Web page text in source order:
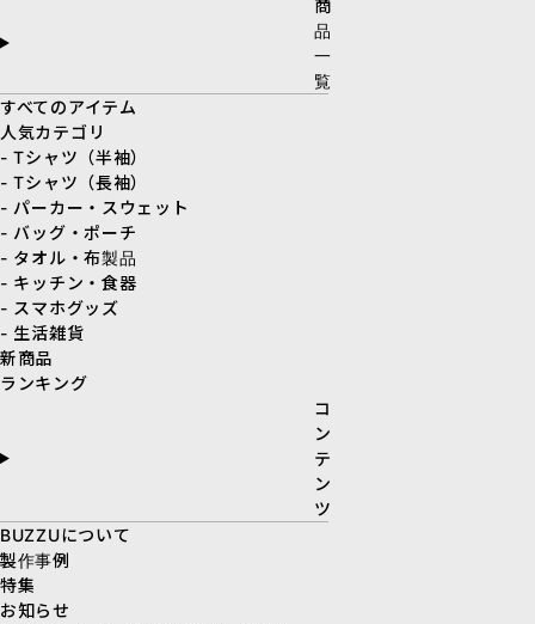
商
品
一
覧
すべてのアイテム
人気カテゴリ
- Tシャツ（半袖）
- Tシャツ（長袖）
- パーカー・スウェット
- バッグ・ポーチ
- タオル・布製品
- キッチン・食器
- スマホグッズ
- 生活雑貨
新商品
ランキング
コ
ン
テ
ン
ツ
BUZZUについて
製作事例
特集
お知らせ